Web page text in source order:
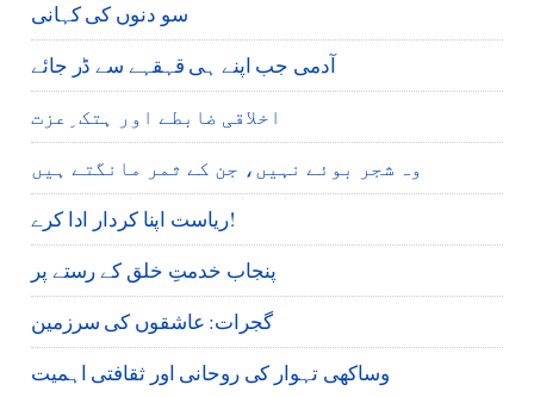
سو دنوں کی کہانی
آدمی جب اپنے ہی قہقہے سے ڈر جائے
اخلاقی ضابطے اور ہتک ِعزت
وہ شجر بوئے نہیں، جن کے ثمر مانگتے ہیں
ریاست اپنا کردار ادا کرے!
پنجاب خدمتِ خلق کے رستے پر
گجرات: عاشقوں کی سرزمین
وساکھی تہوار کی روحانی اور ثقافتی اہمیت